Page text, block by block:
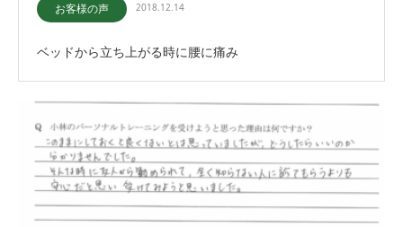
お客様の声 2018.12.14
ベッドから立ち上がる時に腰に痛み